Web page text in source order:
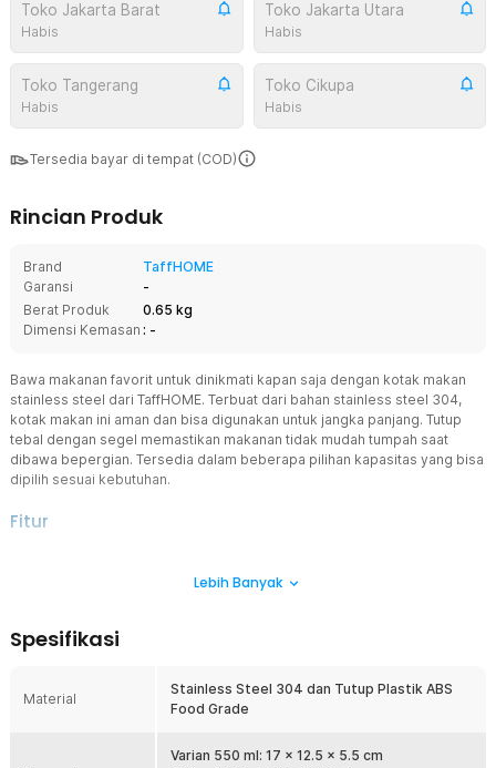
Toko Jakarta Barat
Habis
Toko Jakarta Utara
Habis
Toko Tangerang
Habis
Toko Cikupa
Habis
Tersedia bayar di tempat (COD)
Rincian Produk
Brand
TaffHOME
Garansi
-
Berat Produk
0.65 kg
Dimensi Kemasan : -
Bawa makanan favorit untuk dinikmati kapan saja dengan kotak makan
stainless steel dari TaffHOME. Terbuat dari bahan stainless steel 304,
kotak makan ini aman dan bisa digunakan untuk jangka panjang. Tutup
tebal dengan segel memastikan makanan tidak mudah tumpah saat
dibawa bepergian. Tersedia dalam beberapa pilihan kapasitas yang bisa
dipilih sesuai kebutuhan.
Fitur
Terbuat dari stainless steel 304, kotak makan ini tidak mudah
mudah dibersihkan dan tidak menyerap bau.
Tutup plastik semi transparan dengan warna gelap tidak hanya
estetik, tapi juga menjaga makanan. Bagian pinggirnya diberi segel
tumpah saat dibawa selama perjalanan.
Lebih Banyak
Spesifikasi
Material
Stainless Steel 304 dan Tutup Plastik ABS
Food Grade
Varian 550 ml: 17 x 12.5 x 5.5 cm